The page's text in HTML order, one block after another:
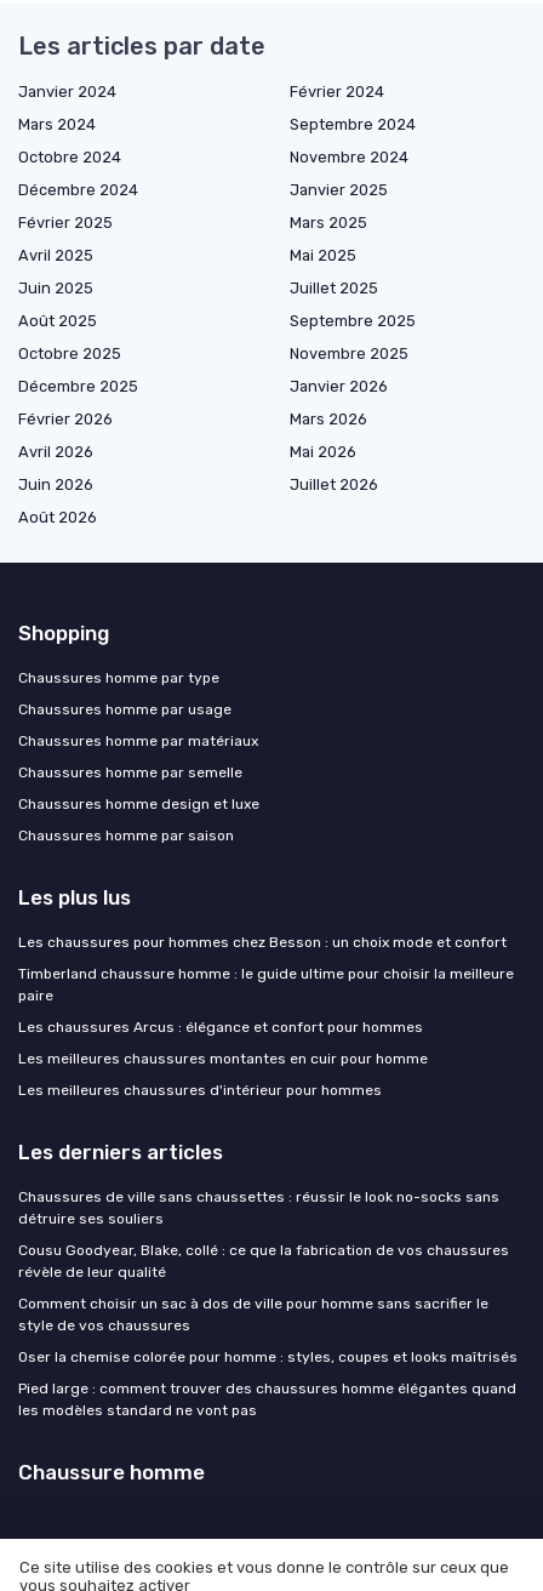
Les articles par date
Janvier 2024
Février 2024
Mars 2024
Septembre 2024
Octobre 2024
Novembre 2024
Décembre 2024
Janvier 2025
Février 2025
Mars 2025
Avril 2025
Mai 2025
Juin 2025
Juillet 2025
Août 2025
Septembre 2025
Octobre 2025
Novembre 2025
Décembre 2025
Janvier 2026
Février 2026
Mars 2026
Avril 2026
Mai 2026
Juin 2026
Juillet 2026
Août 2026
Shopping
Chaussures homme par type
Chaussures homme par usage
Chaussures homme par matériaux
Chaussures homme par semelle
Chaussures homme design et luxe
Chaussures homme par saison
Les plus lus
Les chaussures pour hommes chez Besson : un choix mode et confort
Timberland chaussure homme : le guide ultime pour choisir la meilleure
paire
Les chaussures Arcus : élégance et confort pour hommes
Les meilleures chaussures montantes en cuir pour homme
Les meilleures chaussures d'intérieur pour hommes
Les derniers articles
Chaussures de ville sans chaussettes : réussir le look no-socks sans
détruire ses souliers
Cousu Goodyear, Blake, collé : ce que la fabrication de vos chaussures
révèle de leur qualité
Comment choisir un sac à dos de ville pour homme sans sacrifier le
style de vos chaussures
Oser la chemise colorée pour homme : styles, coupes et looks maîtrisés
Pied large : comment trouver des chaussures homme élégantes quand
les modèles standard ne vont pas
Chaussure homme
Ce site utilise des cookies et vous donne le contrôle sur ceux que
vous souhaitez activer